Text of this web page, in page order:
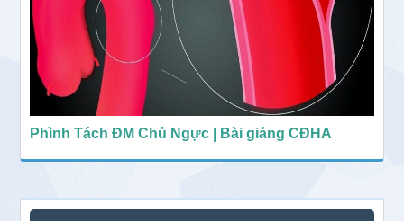
Phình Tách ĐM Chủ Ngực | Bài giảng CĐHA